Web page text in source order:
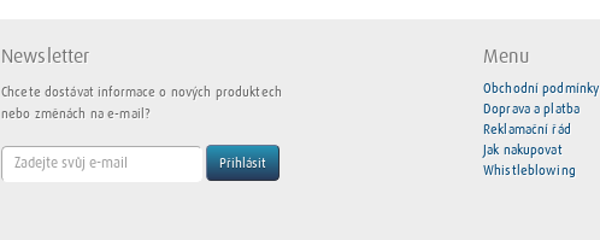
Newsletter
Chcete dostávat informace o nových produktech
nebo změnách na e-mail?
Přihlásit
Menu
Obchodní podmínky
Doprava a platba
Reklamační řád
Jak nakupovat
Whistleblowing